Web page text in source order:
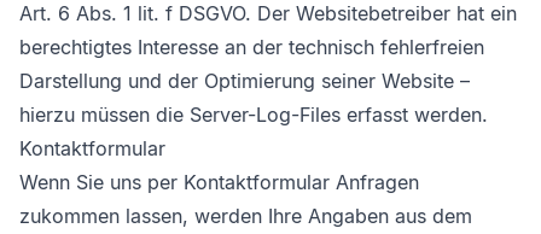
Art. 6 Abs. 1 lit. f DSGVO. Der Websitebetreiber hat ein
berechtigtes Interesse an der technisch fehlerfreien
Darstellung und der Optimierung seiner Website –
hierzu müssen die Server-Log-Files erfasst werden.
Kontaktformular
Wenn Sie uns per Kontaktformular Anfragen
zukommen lassen, werden Ihre Angaben aus dem